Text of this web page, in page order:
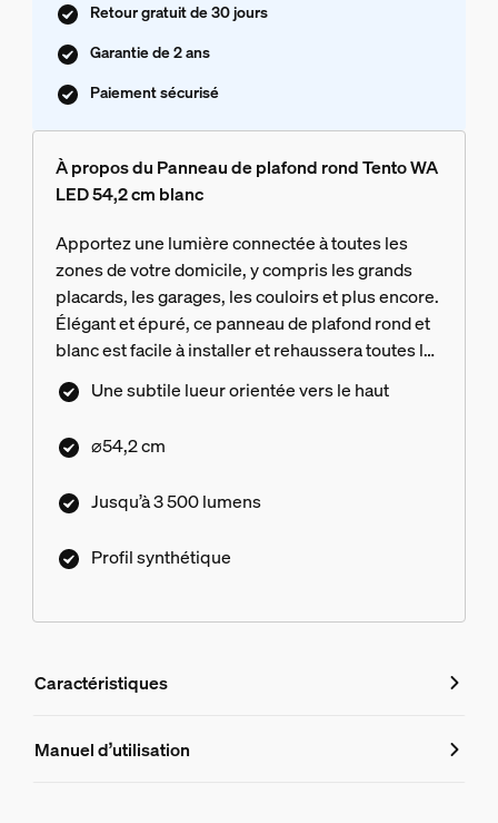
Retour gratuit de 30 jours
Garantie de 2 ans
Paiement sécurisé
À propos du Panneau de plafond rond Tento WA
LED 54,2 cm blanc
Apportez une lumière connectée à toutes les
zones de votre domicile, y compris les grands
placards, les garages, les couloirs et plus encore.
Élégant et épuré, ce panneau de plafond rond et
blanc est facile à installer et rehaussera toutes les
pièces.
Une subtile lueur orientée vers le haut
⌀54,2 cm
Jusqu’à 3 500 lumens
Profil synthétique
Caractéristiques
Caractéristiques
Manuel d’utilisation